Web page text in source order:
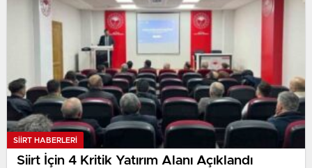
SIIRT HABERLERI
Siirt İçin 4 Kritik Yatırım Alanı Açıklandı